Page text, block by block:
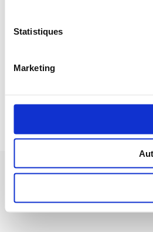
Statistiques
Marketing
PIEUVRE PRO-FIL PERSONNALISÉE